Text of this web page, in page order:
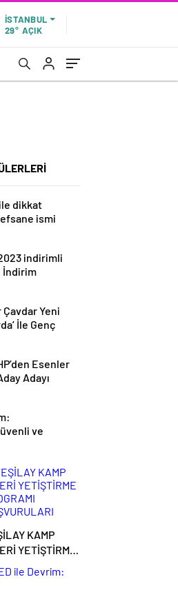
İSTANBUL
29° AÇIK
dikkat
ismi
indirimli
İndirim
Çavdar Yeni
İle Genç
Esenler
Adayı
ve
KAMP
YETİŞTİRME